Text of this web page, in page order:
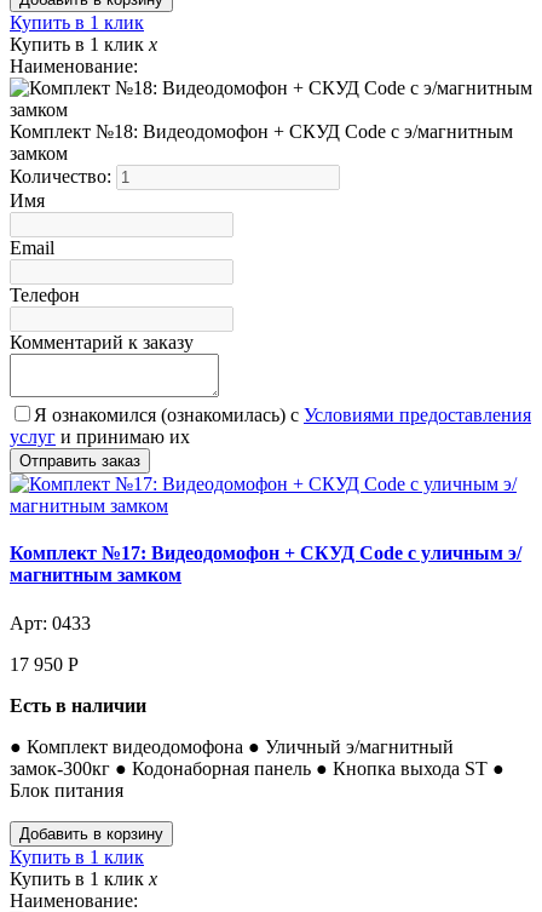
Купить в 1 клик
Купить в 1 клик x
Наименование:
Комплект №18: Видеодомофон + СКУД Code с э/магнитным
замком
Количество:
Имя
Email
Телефон
Комментарий к заказу
Я ознакомился (ознакомилась) с Условиями предоставления
услуг и принимаю их
Комплект №17: Видеодомофон + СКУД Code с уличным э/
магнитным замком
Арт: 0433
17 950 Р
Есть в наличии
● Комплект видеодомофона ● Уличный э/магнитный
замок-300кг ● Кодонаборная панель ● Кнопка выхода ST ●
Блок питания
Купить в 1 клик
Купить в 1 клик x
Наименование: